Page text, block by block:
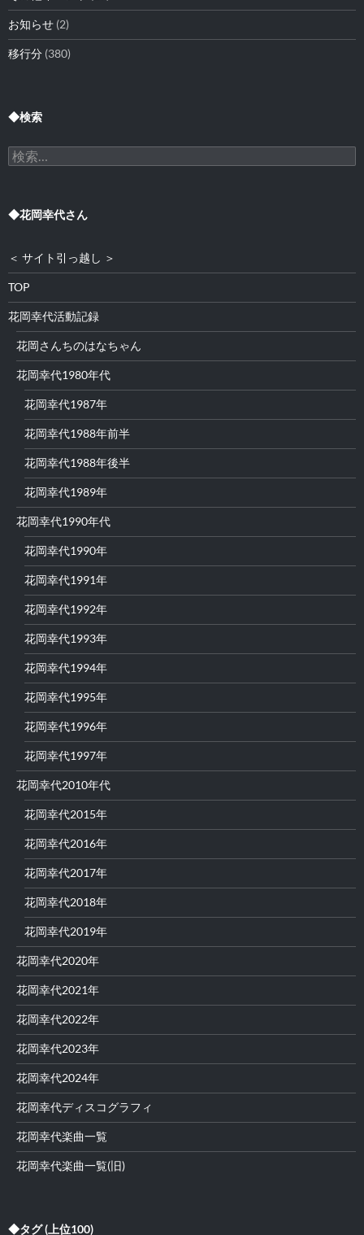
お知らせ (2)
移行分 (380)
◆検索
検
索:
◆花岡幸代さん
＜ サイト引っ越し ＞
TOP
花岡幸代活動記録
花岡さんちのはなちゃん
花岡幸代1980年代
花岡幸代1987年
花岡幸代1988年前半
花岡幸代1988年後半
花岡幸代1989年
花岡幸代1990年代
花岡幸代1990年
花岡幸代1991年
花岡幸代1992年
花岡幸代1993年
花岡幸代1994年
花岡幸代1995年
花岡幸代1996年
花岡幸代1997年
花岡幸代2010年代
花岡幸代2015年
花岡幸代2016年
花岡幸代2017年
花岡幸代2018年
花岡幸代2019年
花岡幸代2020年
花岡幸代2021年
花岡幸代2022年
花岡幸代2023年
花岡幸代2024年
花岡幸代ディスコグラフィ
花岡幸代楽曲一覧
花岡幸代楽曲一覧(旧)
◆タグ (上位100)